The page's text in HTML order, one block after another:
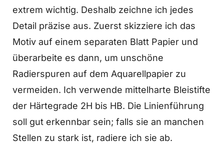
extrem wichtig. Deshalb zeichne ich jedes
Detail präzise aus. Zuerst skizziere ich das
Motiv auf einem separaten Blatt Papier und
überarbeite es dann, um unschöne
Radierspuren auf dem Aquarellpapier zu
vermeiden. Ich verwende mittelharte Bleistifte
der Härtegrade 2H bis HB. Die Linienführung
soll gut erkennbar sein; falls sie an manchen
Stellen zu stark ist, radiere ich sie ab.